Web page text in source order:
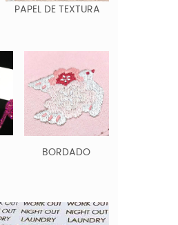
PAPEL DE TEXTURA
BORDADO